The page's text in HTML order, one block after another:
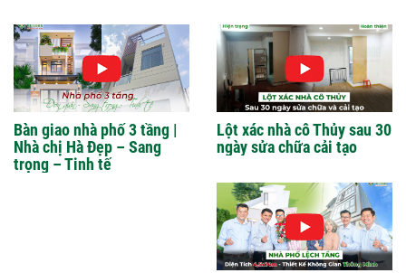
Bàn giao nhà phố 3 tầng |
Nhà chị Hà Đẹp – Sang
trọng – Tinh tế
Lột xác nhà cô Thủy sau 30
ngày sửa chữa cải tạo